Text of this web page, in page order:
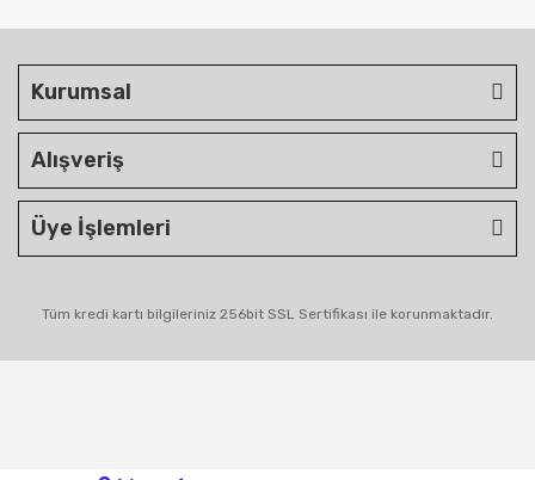
Kurumsal
Alışveriş
Üye İşlemleri
Tüm kredi kartı bilgileriniz 256bit SSL Sertifikası ile korunmaktadır.